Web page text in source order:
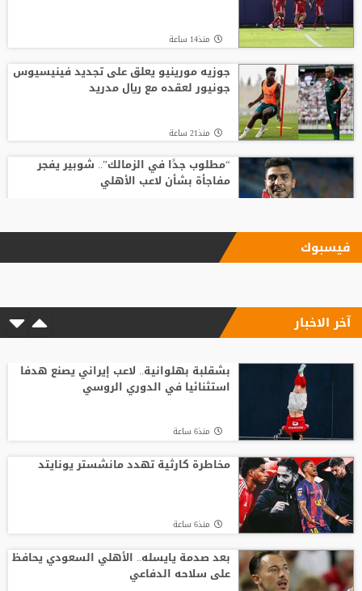
منذ14 ساعة
جوزيه مورينيو يعلق على تجديد فينيسيوس
جونيور لعقده مع ريال مدريد
منذ21 ساعة
“مطلوب جدًا في الزمالك”.. شوبير يفجر
مفاجأة بشأن لاعب الأهلي
استدعاء محمد صلاح للمثول أمام القضاء
"أنفيلد"
خضيرة يفاجئ ريال مدريد
مفاجأة.. الأهلي المصري يرفض صفقة
بيراميدز
فيسبوك
آخر الاخبار
بشقلبة بهلوانية.. لاعب إيراني يصنع هدفا
استثنائيا في الدوري الروسي
منذ6 ساعة
مخاطرة كارثية تهدد مانشستر يونايتد
منذ6 ساعة
بعد صدمة يايسله.. الأهلي السعودي يحافظ
على سلاحه الدفاعي